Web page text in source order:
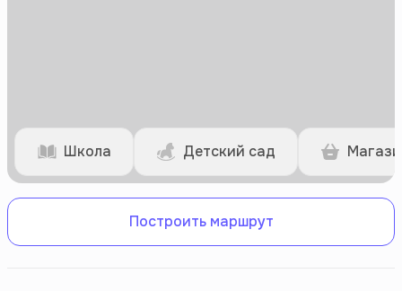
Школа Детский сад
Построить маршрут